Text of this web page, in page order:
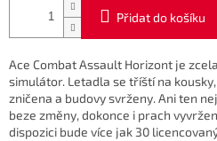
Přidat do košíku
Ace Combat Assault Horizont je
simulátor. Letadla se tříští na
zničena a budovy svrženy. Ani ten
beze změny, dokonce i prach
dispozici bude více jak 30